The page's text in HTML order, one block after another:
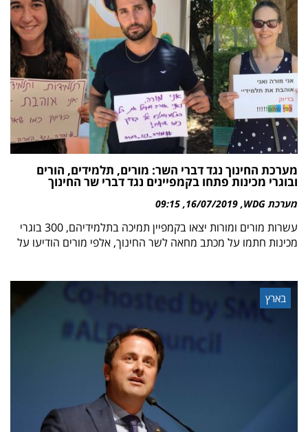
מערכת החינוך נגד דברי השר: מורים, תלמידים, הורים
ובוגרי מכינות פתחו בקמפיינים נגד דברי שר החינוך
מערכת WDG 16/07/2019
09:15
עשרות מורים ומורות יצאו בקמפיין תמיכה בתלמידיהם, 300 בוגרי
מכינות חתמו על מכתב מחאה לשר החינוך, אלפי מורים הודיעו על
בארץ